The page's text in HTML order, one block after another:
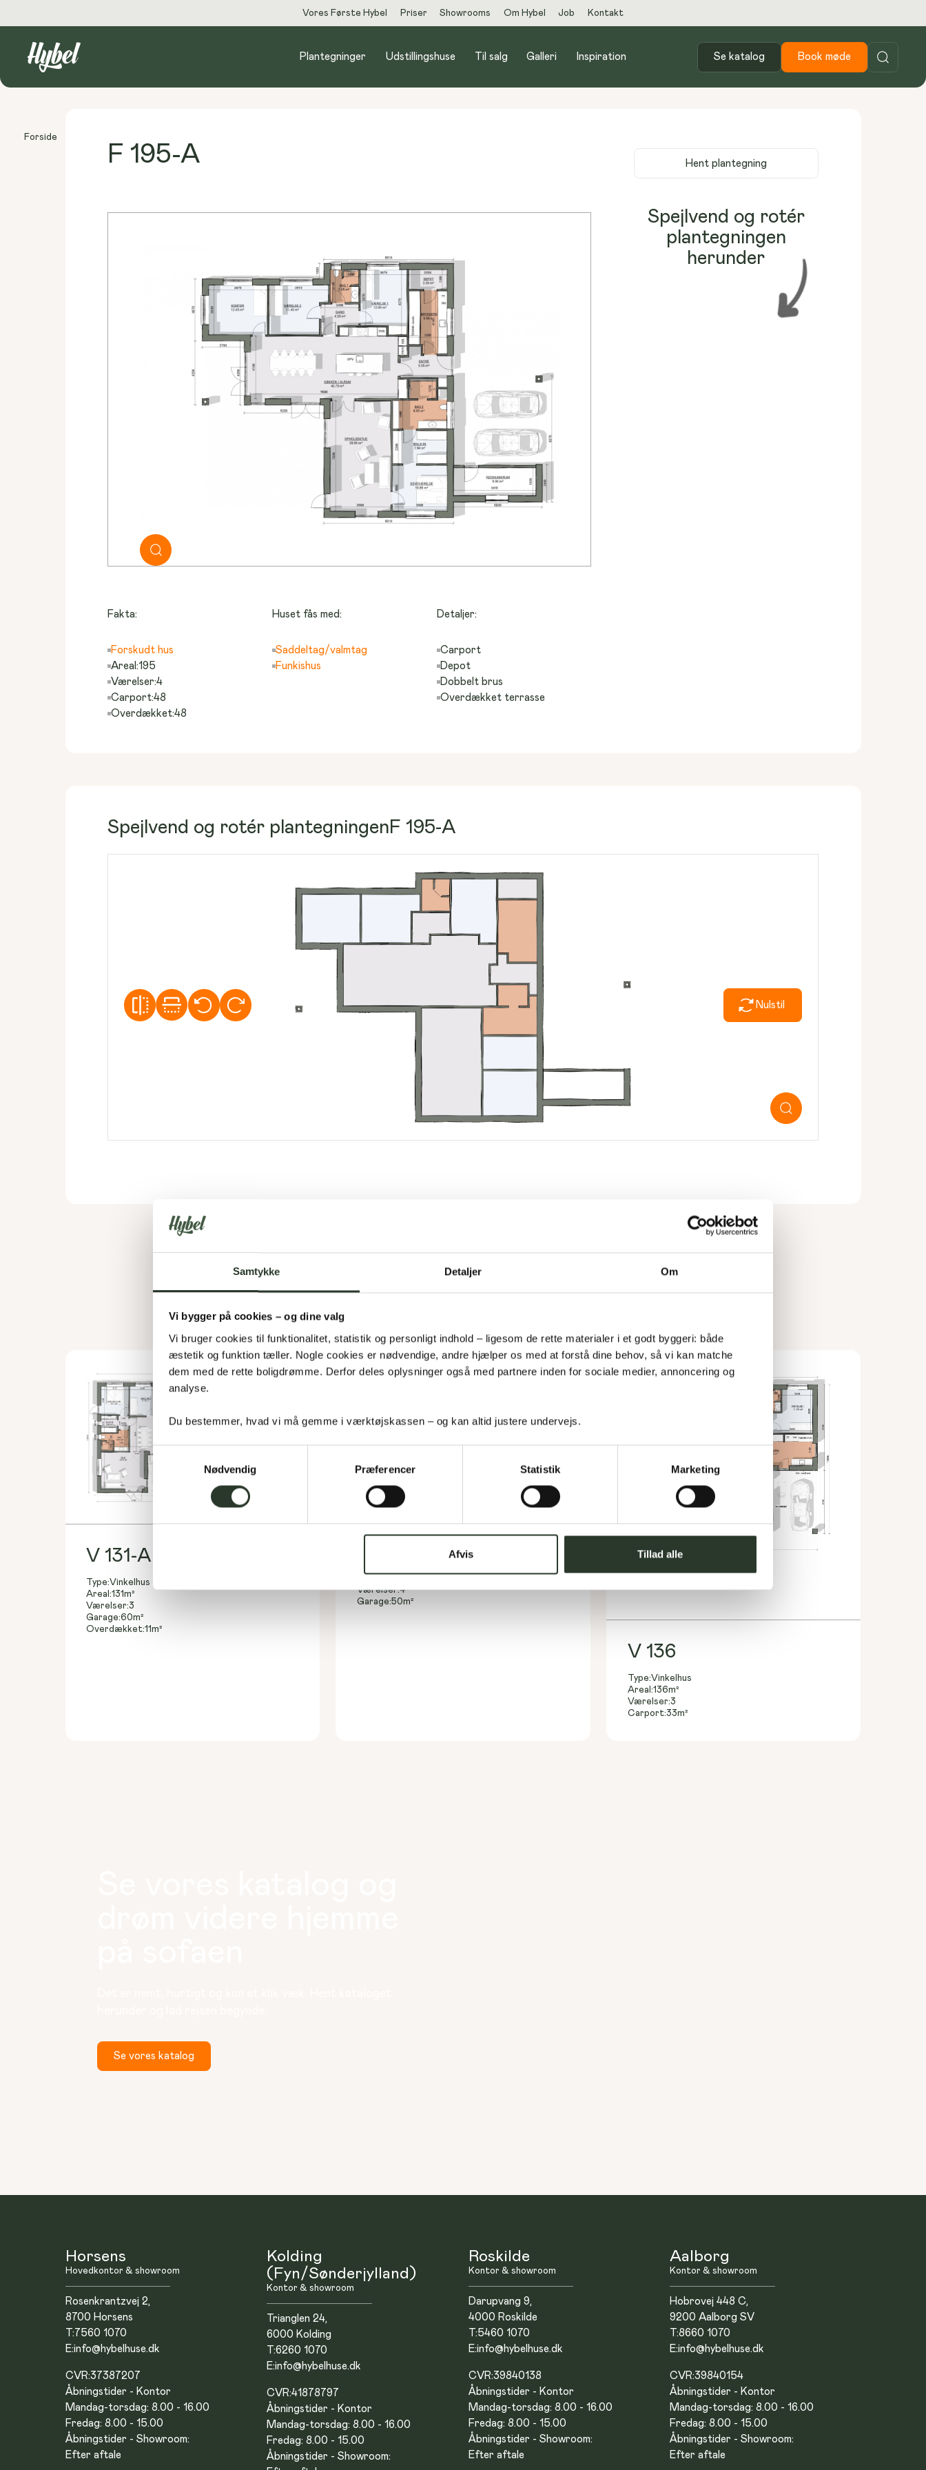
Samtykke Detaljer Om
Vi bygger på cookies – og dine valg
Vi bruger cookies til funktionalitet, statistik og personligt indhold – ligesom de rette materialer i et godt byggeri: både
æstetik og funktion tæller. Nogle cookies er nødvendige, andre hjælper os med at forstå dine behov, så vi kan matche
dem med de rette boligdrømme. Derfor deles oplysninger også med partnere inden for sociale medier, annoncering og
analyse.
Du bestemmer, hvad vi må gemme i værktøjskassen – og kan altid justere undervejs.
Samtykkevalg
Nødvendig
Præferencer Statistik Marketing
Afvis Tillad alle
Vores Første Hybel Priser Showrooms Om Hybel Job Kontakt
Plantegninger Udstillingshuse Til salg Galleri Inspiration Se katalog Book møde
Forside
F 195-A
Fakta:
Forskudt hus
Areal:195
Værelser:4
Carport:48
Overdækket:48
Huset fås med:
Saddeltag/valmtag
Funkishus
Detaljer:
Carport
Depot
Dobbelt brus
Overdækket terrasse
Hent plantegning
Spejlvend og rotér
plantegningen
herunder
Spejlvend og rotér plantegningenF 195-A
Nulstil
Andre plantegninger
V 131-A
Type:Vinkelhus
Areal:131m²
Værelser:3
Garage:60m²
Overdækket:11m²
F 180-H
Værelser:4
Garage:50m²
V 136
Type:Vinkelhus
Areal:136m²
Værelser:3
Carport:33m²
Se vores katalog
Horsens
Hovedkontor & showroom
Rosenkrantzvej 2,
8700 Horsens
T: 7560 1070
E:info@hybelhuse.dk
CVR:37387207
Åbningstider - Kontor
Mandag-torsdag: 8.00 - 16.00
Fredag: 8.00 - 15.00
Åbningstider - Showroom:
Efter aftale
Kolding
(Fyn/Sønderjylland)
Kontor & showroom
Trianglen 24,
6000 Kolding
T:6260 1070
E:info@hybelhuse.dk
CVR:41878797
Åbningstider - Kontor
Mandag-torsdag: 8.00 - 16.00
Fredag: 8.00 - 15.00
Åbningstider - Showroom:
Roskilde
Kontor & showroom
Darupvang 9,
4000 Roskilde
T:5460 1070
E:info@hybelhuse.dk
CVR:39840138
Åbningstider - Kontor
Mandag-torsdag: 8.00 - 16.00
Fredag: 8.00 - 15.00
Åbningstider - Showroom:
Efter aftale
Aalborg
Kontor & showroom
Hobrovej 448 C,
9200 Aalborg SV
T:8660 1070
E:info@hybelhuse.dk
CVR:39840154
Åbningstider - Kontor
Mandag-torsdag: 8.00 - 16.00
Fredag: 8.00 - 15.00
Åbningstider - Showroom:
Efter aftale